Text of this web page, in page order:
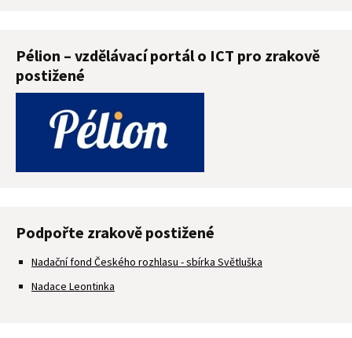
Pélion – vzdělávací portál o ICT pro zrakově
postižené
Podpořte zrakově postižené
Nadační fond Českého rozhlasu - sbírka Světluška
Nadace Leontinka